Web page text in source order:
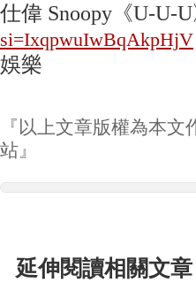
仕偉 Snoopy《U-U-
si=IxqpwuIwBqAkpHjV
娛樂
『以上文章版權為本
站』
延伸閱讀相關文章